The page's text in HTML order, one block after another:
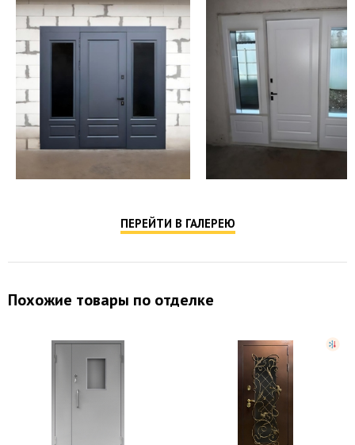
ПЕРЕЙТИ В ГАЛЕРЕЮ
Похожие товары по отделке